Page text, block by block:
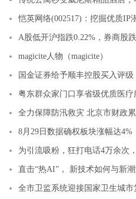
恺英网络(002517)：挖掘优质IP
A股低开沪指跌0.22%，券商股
magicite人物（magicite）
粤东群众家门口享省级优质医疗
全力保障防汛救灾 北京市财政
8月29日数据确权板块涨幅达4%
为引流吸粉，狂打电话4万余次
直击“热AI”， 新技术如何与新
全市卫监系统迎接国家卫生城市